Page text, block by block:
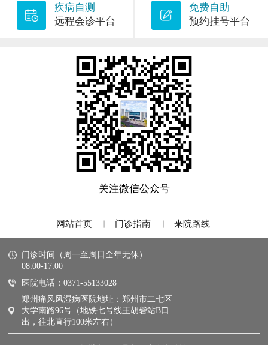
疾病自测
远程会诊平台
免费自助
预约挂号平台
关注微信公众号
网站首页 门诊指南 来院路线
门诊时间（周一至周日全年无休）
08:00-17:00
医院电话：0371-55133028
郑州痛风风湿病医院地址：郑州市二七区
大学南路96号（地铁七号线王胡砦站B口
出，往北直行100米左右）